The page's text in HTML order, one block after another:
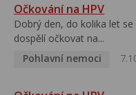
Očkování na HPV
Dobrý den, do kolika let
dospělí očkovat na...
Pohlavní nemoci